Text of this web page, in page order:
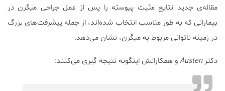
مقاله‌ی جدید نتایج مثبت پیوسته را پس از عمل جراحی میگرن در
بیمارانی که به طور مناسب انتخاب شده‌اند، از جمله پیشرفت‌های بزرگ
در زمینه ناتوانی مربوط به میگرن، نشان می‌دهد.
دکترAustenو همکارانش اینگونه نتیجه گیری می‌کنند: